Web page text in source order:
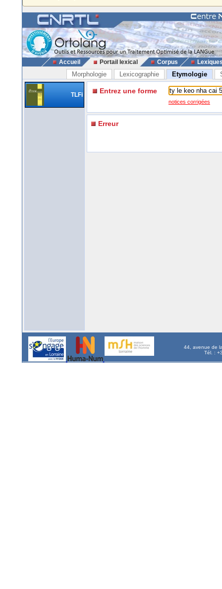
Accueil Portail lexical Corpus
Morphologie Lexicographie Etymologie
TLFi Entrez une forme
notices corrigées
Erreur
44, avenue de
Tél. :